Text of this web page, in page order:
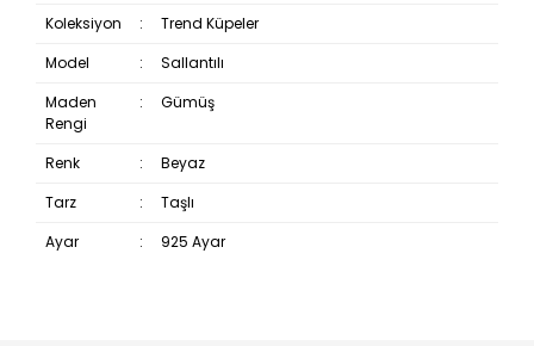
Koleksiyon :
Trend Küpeler
Model
:
Sallantılı
Maden
Rengi
: Gümüş
Renk :
Beyaz
Tarz
:
Taşlı
Ayar
: 925 Ayar